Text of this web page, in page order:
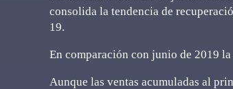
consolida la tendencia de
19.
En comparación con junio de 2019
Aunque las ventas acumuladas al